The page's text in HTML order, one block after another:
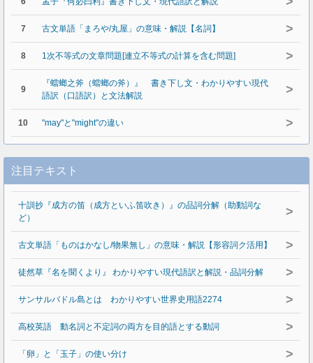
7 古文単語「まろや/丸屋」の意味・解説【名詞】 >
8 1次不等式の文章問題[連立不等式の計算を含む問題] >
9
『蟷螂之斧（蟷螂の斧）』 書き下し文・わかりやすい現代
語訳（口語訳）と文法解説
>
10 "may"と"might"の違い >
注目テキスト
十訓抄『成方の笛（成方といふ笛吹き）』の品詞分解（助動詞な
ど）
>
古文単語「ものはかなし/物果無し」の意味・解説【形容詞ク活用】 >
徒然草『名を聞くより』 わかりやすい現代語訳と解説・品詞分解 >
サンサルバドル島とは わかりやすい世界史用語2274 >
高校英語 動名詞と不定詞の両方を目的語とする動詞 >
「卵」と「玉子」の使い分け >